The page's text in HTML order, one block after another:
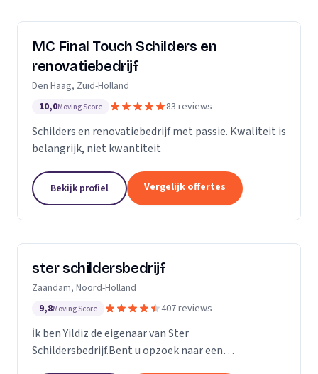
MC Final Touch Schilders en
renovatiebedrijf
Den Haag, Zuid-Holland
10,0Moving Score 83 reviews
Schilders en renovatiebedrijf met passie. Kwaliteit is
belangrijk, niet kwantiteit
Bekijk profiel Vergelijk offertes
ster schildersbedrijf
Zaandam, Noord-Holland
9,8Moving Score 407 reviews
İk ben Yildiz de eigenaar van Ster
Schildersbedrijf.Bent u opzoek naar een